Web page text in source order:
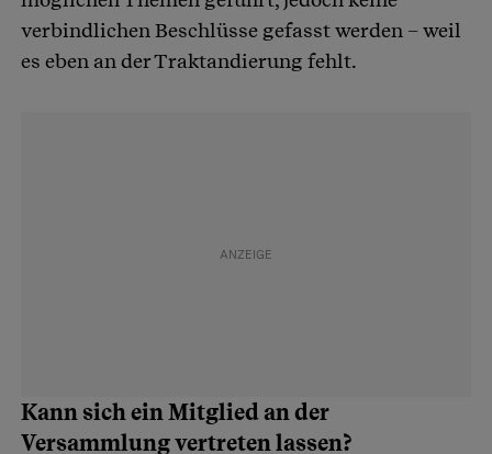
verbindlichen Beschlüsse gefasst werden – weil
es eben an der Traktandierung fehlt.
Kann sich ein Mitglied an der
Versammlung vertreten lassen?